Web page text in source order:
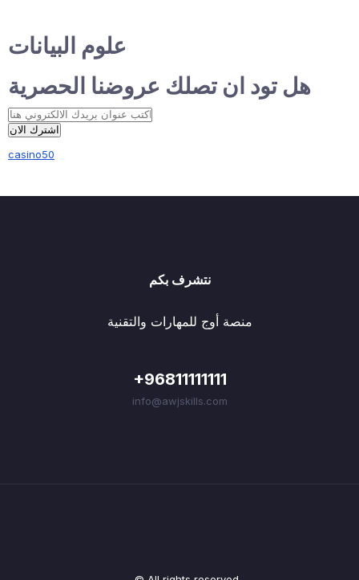
علوم البيانات
هل تود ان تصلك عروضنا الحصرية
اشترك الان
casino50
نتشرف بكم
منصة أوج للمهارات والتقنية
+96811111111
info@awjskills.com